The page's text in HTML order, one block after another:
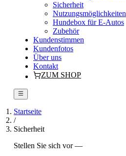
Sicherheit
Nutzungsmöglichkeiten
Hundebox für E-Autos
Zubehör
Kundenstimmen
Kundenfotos
Über uns
Kontakt
ZUM SHOP
Startseite
/
Sicherheit
Stellen Sie sich vor —